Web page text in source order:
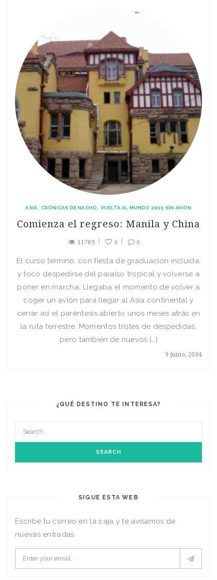
ASIA CRÓNICAS DE NACHO VUELTA AL MUNDO 2003 SIN AVIÓN
Comienza el regreso: Manila y China
11789 6 0
9 junio, 2004
El curso terminó, con fiesta de graduación incluida,
y tocó despedirse del paraí­so tropical y volverse a
poner en marcha. Llegaba el momento de volver a
coger un avión para llegar al Asia continental y
cerrar así­ el paréntesis abierto unos meses atrás en
la ruta terrestre. Momentos tristes de despedidas,
pero también de nuevos […]
¿QUÉ DESTINO TE INTERESA?
SIGUE ESTA WEB
Escribe tu correo en la caja y te avisamos de
nuevas entradas